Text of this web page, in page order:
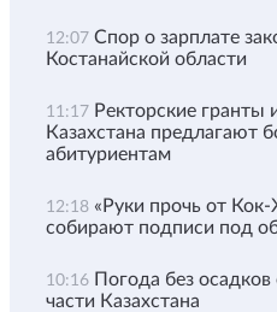
12:07 Спор о зарплате
Костанайской области
11:17 Ректорские гранты
Казахстана предлагают
абитуриентам
12:18 «Руки прочь от
собирают подписи под
10:16 Погода без
части Казахстана